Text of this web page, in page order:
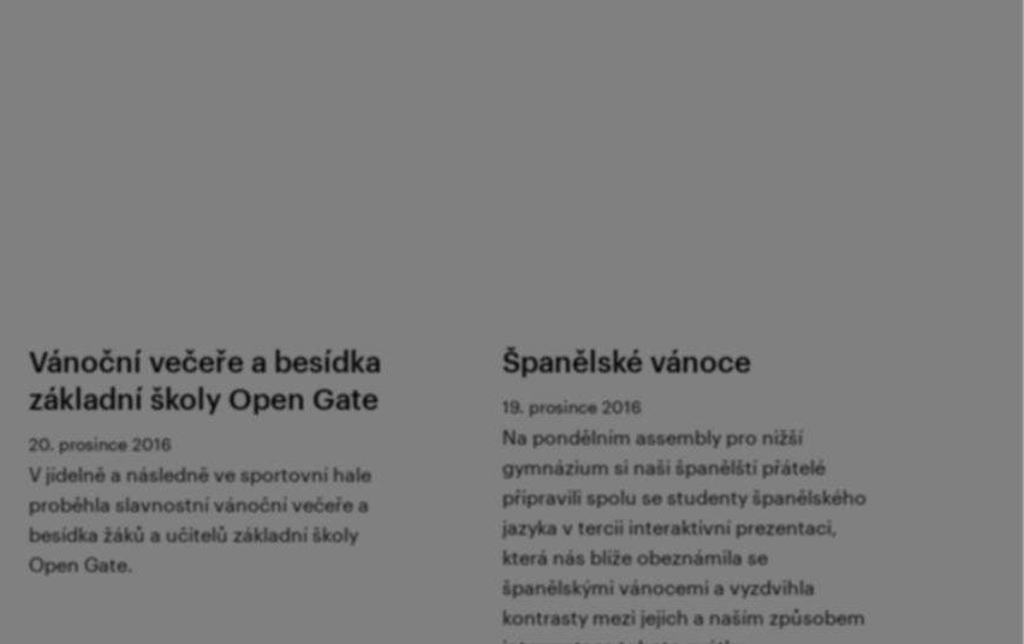
Vánoční večeře a besídka
základní školy Open Gate
20. prosince 2016
V jídelně a následně ve sportovní hale
proběhla slavnostní vánoční večeře a
besídka žáků a učitelů základní školy
Open Gate.
Španělské vánoce
19. prosince 2016
Na pondělním assembly pro nižší
gymnázium si naši španělští přátelé
připravili spolu se studenty španělského
jazyka v tercii interaktivní prezentaci,
která nás blíže obeznámila se
španělskými vánocemi a vyzdvihla
kontrasty mezi jejich a naším způsobem